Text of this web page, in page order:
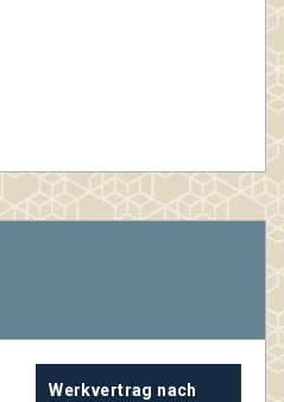
Werkvertrag nach